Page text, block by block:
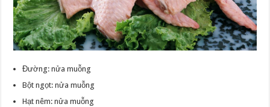
Đường: nửa muỗng
Bột ngọt: nửa muỗng
Hạt nêm: nửa muỗng